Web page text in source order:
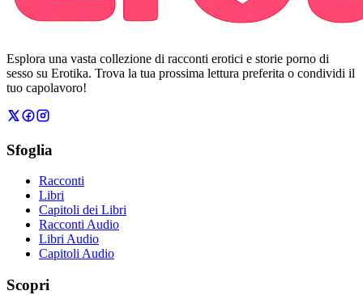
Esplora una vasta collezione di racconti erotici e storie porno di
sesso su Erotika. Trova la tua prossima lettura preferita o condividi il
tuo capolavoro!
Sfoglia
Racconti
Libri
Capitoli dei Libri
Racconti Audio
Libri Audio
Capitoli Audio
Scopri